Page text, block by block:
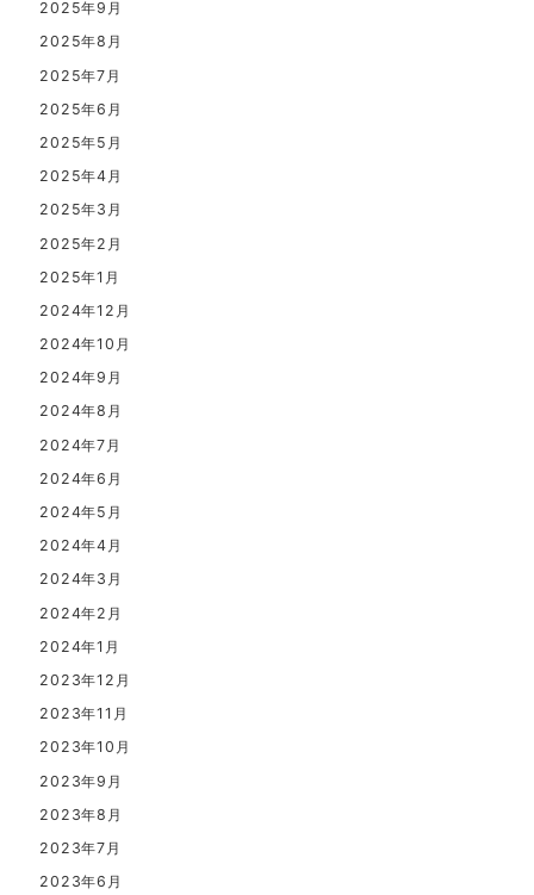
2025年9月
2025年8月
2025年7月
2025年6月
2025年5月
2025年4月
2025年3月
2025年2月
2025年1月
2024年12月
2024年10月
2024年9月
2024年8月
2024年7月
2024年6月
2024年5月
2024年4月
2024年3月
2024年2月
2024年1月
2023年12月
2023年11月
2023年10月
2023年9月
2023年8月
2023年7月
2023年6月